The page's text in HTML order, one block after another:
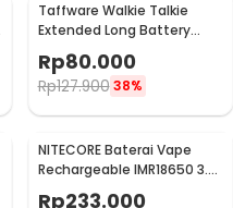
Taffware Walkie Talkie
Extended Long Battery
3800mAh - BL-5
Rp80.000
Rp127.900 38%
NITECORE Baterai Vape
Rechargeable IMR18650 3.7
V 3100mAh 1 PCS
Rp233.000